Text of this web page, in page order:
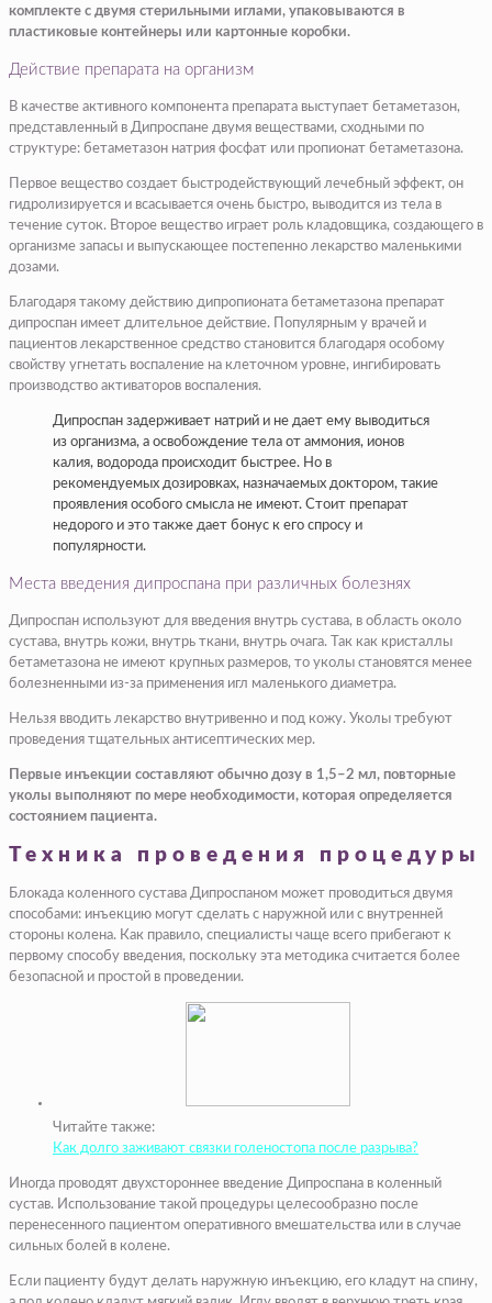
комплекте с двумя стерильными иглами, упаковываются в
пластиковые контейнеры или картонные коробки.
Действие препарата на организм
В качестве активного компонента препарата выступает бетаметазон,
представленный в Дипроспане двумя веществами, сходными по
структуре: бетаметазон натрия фосфат или пропионат бетаметазона.
Первое вещество создает быстродействующий лечебный эффект, он
гидролизируется и всасывается очень быстро, выводится из тела в
течение суток. Второе вещество играет роль кладовщика, создающего в
организме запасы и выпускающее постепенно лекарство маленькими
дозами.
Благодаря такому действию дипропионата бетаметазона препарат
дипроспан имеет длительное действие. Популярным у врачей и
пациентов лекарственное средство становится благодаря особому
свойству угнетать воспаление на клеточном уровне, ингибировать
производство активаторов воспаления.
Дипроспан задерживает натрий и не дает ему выводиться
из организма, а освобождение тела от аммония, ионов
калия, водорода происходит быстрее. Но в
рекомендуемых дозировках, назначаемых доктором, такие
проявления особого смысла не имеют. Стоит препарат
недорого и это также дает бонус к его спросу и
популярности.
Места введения дипроспана при различных болезнях
Дипроспан используют для введения внутрь сустава, в область около
сустава, внутрь кожи, внутрь ткани, внутрь очага. Так как кристаллы
бетаметазона не имеют крупных размеров, то уколы становятся менее
болезненными из-за применения игл маленького диаметра.
Нельзя вводить лекарство внутривенно и под кожу. Уколы требуют
проведения тщательных антисептических мер.
Первые инъекции составляют обычно дозу в 1,5–2 мл, повторные
уколы выполняют по мере необходимости, которая определяется
состоянием пациента.
Техника проведения процедуры
Блокада коленного сустава Дипроспаном может проводиться двумя
способами: инъекцию могут сделать с наружной или с внутренней
стороны колена. Как правило, специалисты чаще всего прибегают к
первому способу введения, поскольку эта методика считается более
безопасной и простой в проведении.
Читайте также:
Как долго заживают связки голеностопа после разрыва?
Иногда проводят двухстороннее введение Дипроспана в коленный
сустав. Использование такой процедуры целесообразно после
перенесенного пациентом оперативного вмешательства или в случае
сильных болей в колене.
Если пациенту будут делать наружную инъекцию, его кладут на спину,